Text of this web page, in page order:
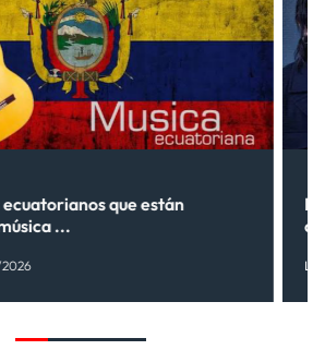
que están
...